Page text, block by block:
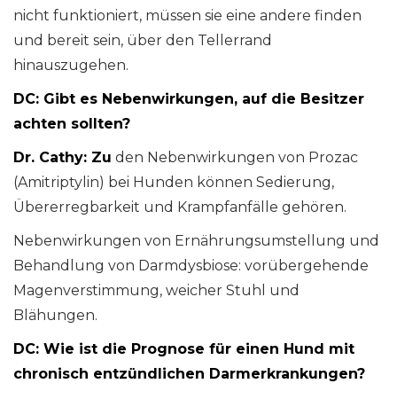
nicht funktioniert, müssen sie eine andere finden
und bereit sein, über den Tellerrand
hinauszugehen.
DC: Gibt es Nebenwirkungen, auf die Besitzer
achten sollten?
Dr. Cathy: Zu den Nebenwirkungen von Prozac
(Amitriptylin) bei Hunden können Sedierung,
Übererregbarkeit und Krampfanfälle gehören.
Nebenwirkungen von Ernährungsumstellung und
Behandlung von Darmdysbiose: vorübergehende
Magenverstimmung, weicher Stuhl und
Blähungen.
DC: Wie ist die Prognose für einen Hund mit
chronisch entzündlichen Darmerkrankungen?